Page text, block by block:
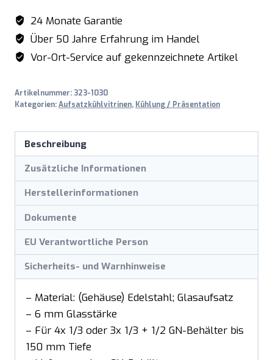
24 Monate Garantie
Über 50 Jahre Erfahrung im Handel
Vor-Ort-Service auf gekennzeichnete Artikel
Artikelnummer: 323-1030
Kategorien:Aufsatzkühlvitrinen, Kühlung / Präsentation
Beschreibung
Zusätzliche Informationen
Herstellerinformationen
Dokumente
EU Verantwortliche Person
Sicherheits- und Warnhinweise
– Material: (Gehäuse) Edelstahl; Glasaufsatz
– 6 mm Glasstärke
– Für 4x 1/3 oder 3x 1/3 + 1/2 GN-Behälter bis
150 mm Tiefe